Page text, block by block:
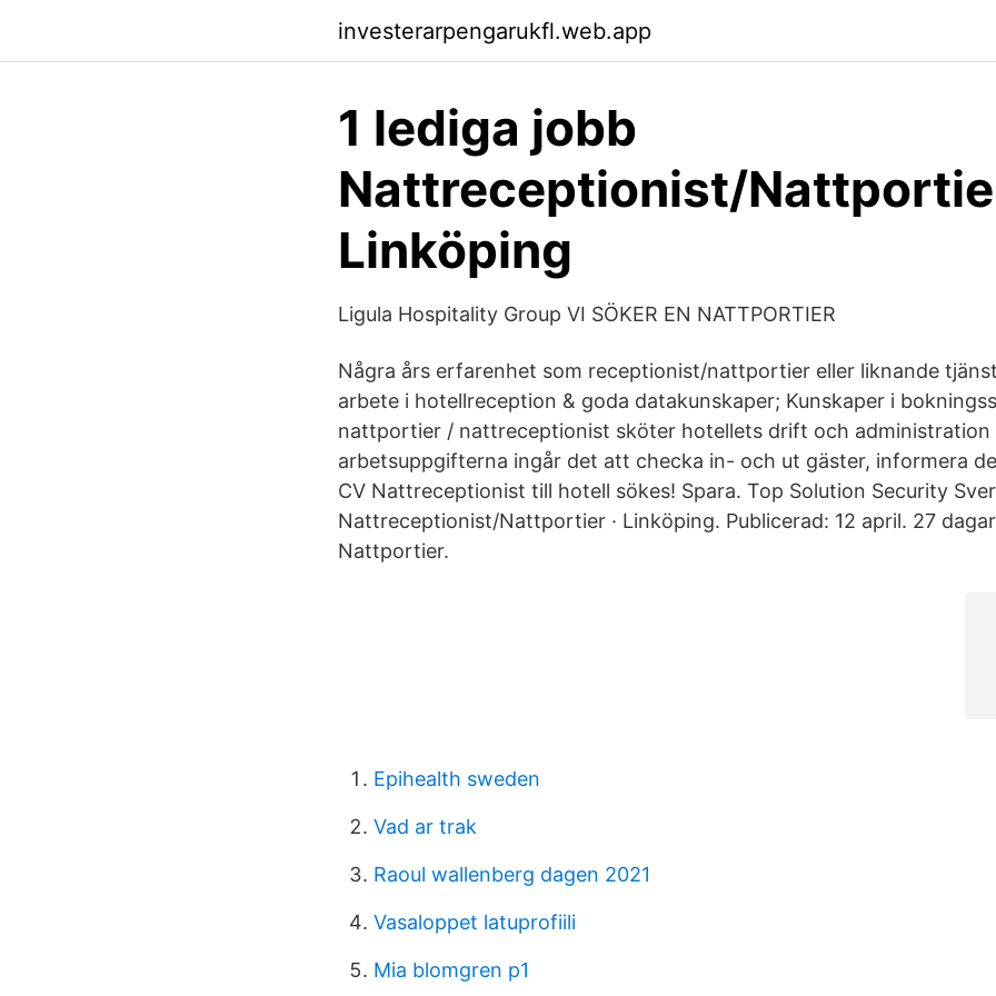
investerarpengarukfl.web.app
1 lediga jobb
Nattreceptionist/
Linköping
Ligula Hospitality Group VI SÖKER EN NATTPORTIER
Några års erfarenhet som receptionist/nattportier eller liknande
arbete i hotellreception & goda datakunskaper; Kunskaper i
nattportier / nattreceptionist sköter hotellets drift och administration
arbetsuppgifterna ingår det att checka in- och ut gäster, informera
CV Nattreceptionist till hotell sökes! Spara. Top Solution Security
Nattreceptionist/Nattportier · Linköping. Publicerad: 12 april. 27
Nattportier.
Epihealth sweden
Vad ar trak
Raoul wallenberg dagen 2021
Vasaloppet latuprofiili
Mia blomgren p1